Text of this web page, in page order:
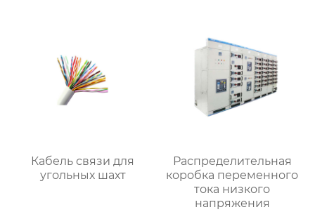
Кабель связи для
угольных шахт
Распределительная
коробка переменного
тока низкого
напряжения